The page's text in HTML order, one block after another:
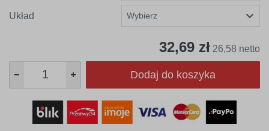
Układ
32,69 zł 26,58 netto
Dodaj do koszyka